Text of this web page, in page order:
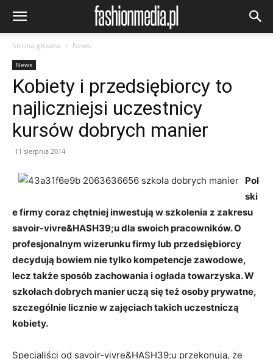
Strona główna News
News
Kobiety i przedsiębiorcy to
najliczniejsi uczestnicy
kursów dobrych manier
11 sierpnia 2014
Pol
ski
e firmy coraz chętniej inwestują w szkolenia z zakresu
savoir-vivre&HASH39;u dla swoich pracowników.O
profesjonalnym wizerunku firmy lub przedsiębiorcy
decydują bowiem nie tylko kompetencje zawodowe,
lecz także sposób zachowania i ogłada towarzyska. W
szkołach dobrych manier uczą się też osoby prywatne,
szczególnie licznie w zajęciach takich uczestniczą
kobiety.
Specjaliści od savoir-vivre&HASH39;u przekonują, że